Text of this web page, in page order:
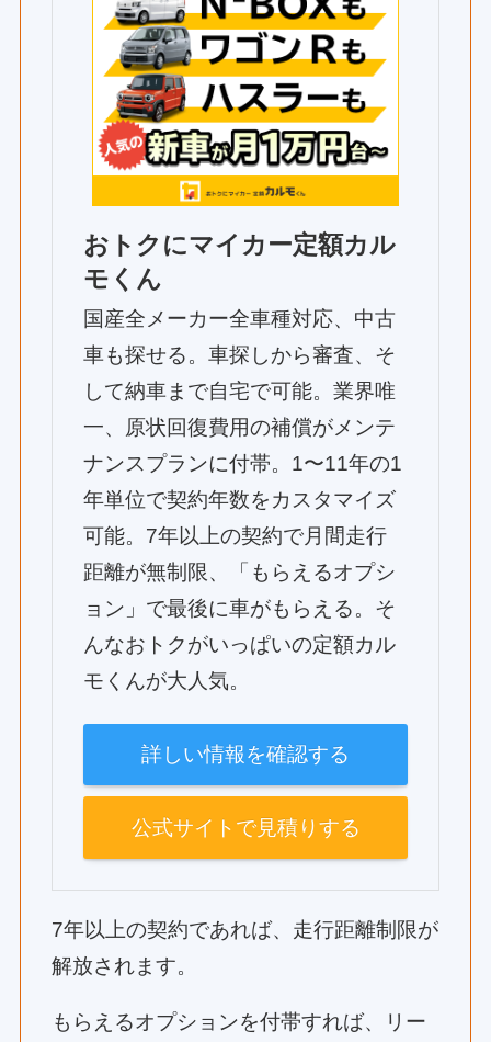
おトクにマイカー定額カル
モくん
国産全メーカー全車種対応、中古
車も探せる。車探しから審査、そ
して納車まで自宅で可能。業界唯
一、原状回復費用の補償がメンテ
ナンスプランに付帯。1〜11年の1
年単位で契約年数をカスタマイズ
可能。7年以上の契約で月間走行
距離が無制限、「もらえるオプシ
ョン」で最後に車がもらえる。そ
んなおトクがいっぱいの定額カル
モくんが大人気。
詳しい情報を確認する
公式サイトで見積りする
7年以上の契約であれば、走行距離制限が
解放されます。
もらえるオプションを付帯すれば、リー